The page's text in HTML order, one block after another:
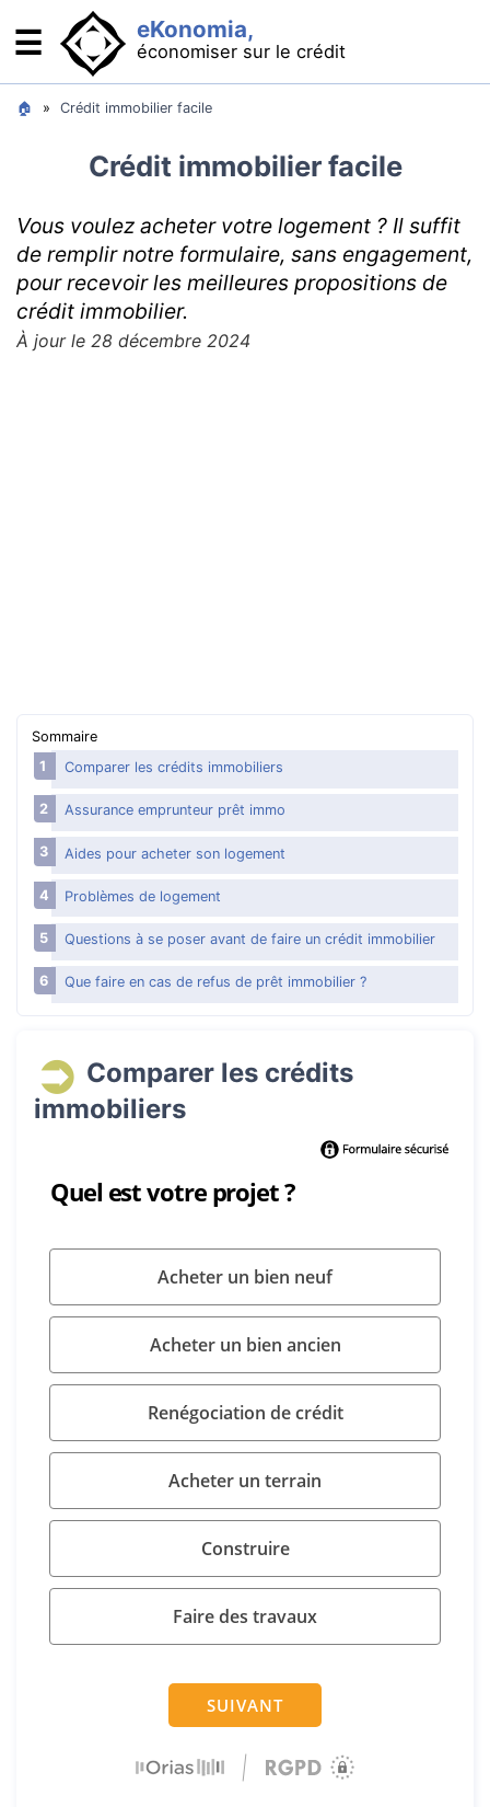
eKonomia,
économiser sur le crédit
☰
Se financer : comparateurs
Crédit immobilier : acheter son logement
Rachat de crédit : baisser ses mensualités
Minicrédit : pour les imprévus
Solutions bancaires
Cartes bancaires gratuites
🏠 » Crédit immobilier facile
Crédit immobilier facile
Vous voulez acheter votre logement ? Il suffit
de remplir notre formulaire, sans engagement,
pour recevoir les meilleures propositions de
crédit immobilier.
À jour le 28 décembre 2024
Sommaire
Comparer les crédits immobiliers
Assurance emprunteur prêt immo
Aides pour acheter son logement
Problèmes de logement
Questions à se poser avant de faire un crédit immobilier
Que faire en cas de refus de prêt immobilier ?
Comparer les crédits
immobiliers